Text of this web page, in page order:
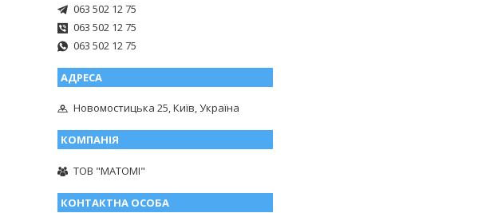
063 502 12 75
063 502 12 75
063 502 12 75
Новомостицька 25, Київ, Україна
ТОВ "МАТОМІ"